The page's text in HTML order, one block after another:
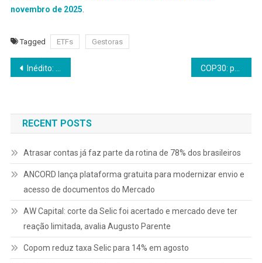
novembro de 2025
Tagged ETFs Gestoras
Navegação
Post
Inédito: Focada em um mercado de R$ 12,3 bilhões, Speedo ingressa no segmento de dermocosmético infantil
RECENT POSTS
Atrasar contas já faz parte da rotina de 78% dos brasileiros
ANCORD lança plataforma gratuita para modernizar envio e
acesso de documentos do Mercado
AW Capital: corte da Selic foi acertado e mercado deve ter
reação limitada, avalia Augusto Parente
Copom reduz taxa Selic para 14% em agosto